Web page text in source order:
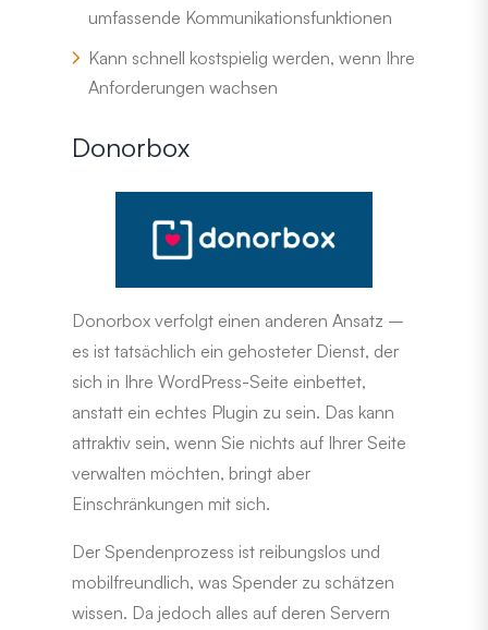
umfassende Kommunikationsfunktionen
Kann schnell kostspielig werden, wenn Ihre
Anforderungen wachsen
Donorbox
Donorbox verfolgt einen anderen Ansatz –
es ist tatsächlich ein gehosteter Dienst, der
sich in Ihre WordPress-Seite einbettet,
anstatt ein echtes Plugin zu sein. Das kann
attraktiv sein, wenn Sie nichts auf Ihrer Seite
verwalten möchten, bringt aber
Einschränkungen mit sich.
Der Spendenprozess ist reibungslos und
mobilfreundlich, was Spender zu schätzen
wissen. Da jedoch alles auf deren Servern